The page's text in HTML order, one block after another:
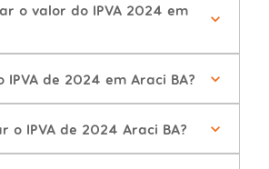
o valor do IPVA 2024 em
IPVA de 2024 em Araci BA?
o IPVA de 2024 Araci BA?